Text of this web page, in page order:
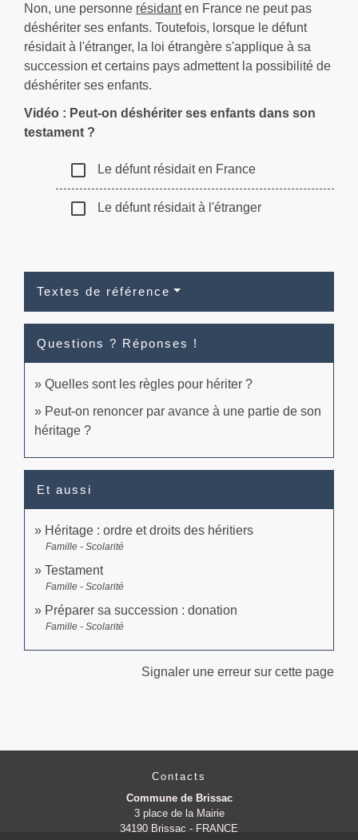
Non, une personne résidanten France ne peut pas
déshériter ses enfants. Toutefois, lorsque le défunt
résidait à l'étranger, la loi étrangère s'applique à sa
succession et certains pays admettent la possibilité de
déshériter ses enfants.
Vidéo : Peut-on déshériter ses enfants dans son
testament ?
check_box_outline_blank Le défunt résidait en France
check_box_outline_blank Le défunt résidait à l'étranger
Textes de référence
Questions ? Réponses !
Quelles sont les règles pour hériter ?
Peut-on renoncer par avance à une partie de son
héritage ?
Et aussi
Héritage : ordre et droits des héritiers
Famille - Scolarité
Testament
Famille - Scolarité
Préparer sa succession : donation
Famille - Scolarité
Signaler une erreur sur cette page
Contacts
Commune de Brissac
3 place de la Mairie
34190 Brissac - FRANCE